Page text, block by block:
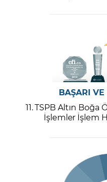
BAŞARI
11. TSPB Altın Boğa
İşlemler İşlem